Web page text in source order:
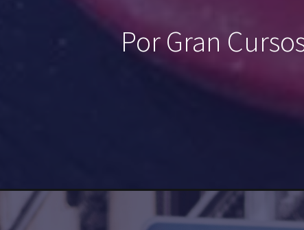
Por Gran